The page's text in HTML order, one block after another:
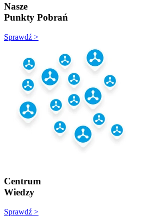
Nasze
Punkty Pobrań
Sprawdź >
Centrum
Wiedzy
Sprawdź >